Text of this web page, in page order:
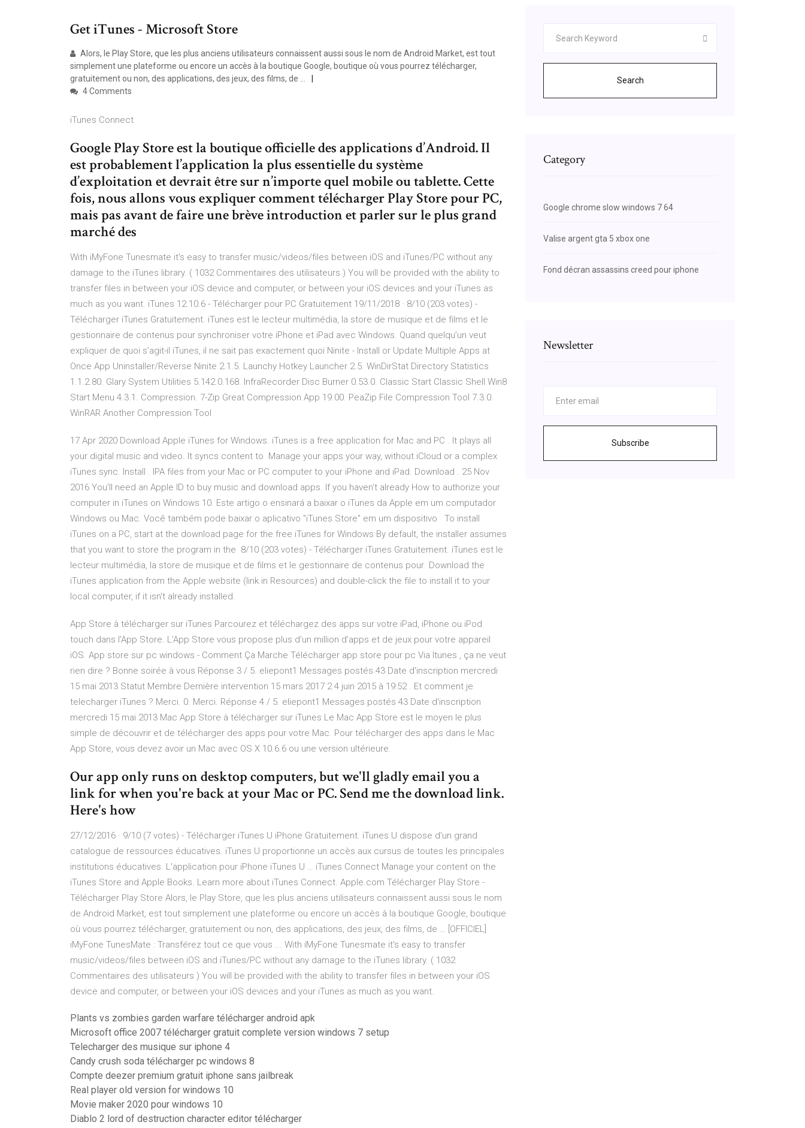
Get iTunes - Microsoft Store
Alors, le Play Store, que les plus anciens utilisateurs connaissent aussi sous le nom de Android Market, est tout
simplement une plateforme ou encore un accès à la boutique Google, boutique où vous pourrez télécharger,
gratuitement ou non, des applications, des jeux, des films, de …
4 Comments
iTunes Connect
Google Play Store est la boutique officielle des applications d’Android. Il
est probablement l’application la plus essentielle du système
d’exploitation et devrait être sur n’importe quel mobile ou tablette. Cette
fois, nous allons vous expliquer comment télécharger Play Store pour PC,
mais pas avant de faire une brève introduction et parler sur le plus grand
marché des
With iMyFone Tunesmate it's easy to transfer music/videos/files between iOS and iTunes/PC without any
damage to the iTunes library. ( 1032 Commentaires des utilisateurs ) You will be provided with the ability to
transfer files in between your iOS device and computer, or between your iOS devices and your iTunes as
much as you want. iTunes 12.10.6 - Télécharger pour PC Gratuitement 19/11/2018 · 8/10 (203 votes) -
Télécharger iTunes Gratuitement. iTunes est le lecteur multimédia, la store de musique et de films et le
gestionnaire de contenus pour synchroniser votre iPhone et iPad avec Windows. Quand quelqu’un veut
expliquer de quoi s’agit-il iTunes, il ne sait pas exactement quoi Ninite - Install or Update Multiple Apps at
Once App Uninstaller/Reverse Ninite 2.1.5. Launchy Hotkey Launcher 2.5. WinDirStat Directory Statistics
1.1.2.80. Glary System Utilities 5.142.0.168. InfraRecorder Disc Burner 0.53.0. Classic Start Classic Shell Win8
Start Menu 4.3.1. Compression. 7-Zip Great Compression App 19.00. PeaZip File Compression Tool 7.3.0.
WinRAR Another Compression Tool
17 Apr 2020 Download Apple iTunes for Windows. iTunes is a free application for Mac and PC . It plays all
your digital music and video. It syncs content to Manage your apps your way, without iCloud or a complex
iTunes sync. Install . IPA files from your Mac or PC computer to your iPhone and iPad. Download . 25 Nov
2016 You'll need an Apple ID to buy music and download apps. If you haven't already How to authorize your
computer in iTunes on Windows 10. Este artigo o ensinará a baixar o iTunes da Apple em um computador
Windows ou Mac. Você também pode baixar o aplicativo "iTunes Store" em um dispositivo To install
iTunes on a PC, start at the download page for the free iTunes for Windows By default, the installer assumes
that you want to store the program in the 8/10 (203 votes) - Télécharger iTunes Gratuitement. iTunes est le
lecteur multimédia, la store de musique et de films et le gestionnaire de contenus pour Download the
iTunes application from the Apple website (link in Resources) and double-click the file to install it to your
local computer, if it isn't already installed.
App Store à télécharger sur iTunes Parcourez et téléchargez des apps sur votre iPad, iPhone ou iPod
touch dans l’App Store. L’App Store vous propose plus d’un million d’apps et de jeux pour votre appareil
iOS. App store sur pc windows - Comment Ça Marche Télécharger app store pour pc Via Itunes , ça ne veut
rien dire ? Bonne soirée à vous Réponse 3 / 5. eliepont1 Messages postés 43 Date d'inscription mercredi
15 mai 2013 Statut Membre Dernière intervention 15 mars 2017 2 4 juin 2015 à 19:52 . Et comment je
telecharger iTunes ? Merci. 0. Merci. Réponse 4 / 5. eliepont1 Messages postés 43 Date d'inscription
mercredi 15 mai 2013 Mac App Store à télécharger sur iTunes Le Mac App Store est le moyen le plus
simple de découvrir et de télécharger des apps pour votre Mac. Pour télécharger des apps dans le Mac
App Store, vous devez avoir un Mac avec OS X 10.6.6 ou une version ultérieure.
Our app only runs on desktop computers, but we'll gladly email you a
link for when you're back at your Mac or PC. Send me the download link.
Here's how
27/12/2016 · 9/10 (7 votes) - Télécharger iTunes U iPhone Gratuitement. iTunes U dispose d'un grand
catalogue de ressources éducatives. iTunes U proportionne un accès aux cursus de toutes les principales
institutions éducatives. L'application pour iPhone iTunes U … iTunes Connect Manage your content on the
iTunes Store and Apple Books. Learn more about iTunes Connect. Apple.com Télécharger Play Store -
Télécharger Play Store Alors, le Play Store, que les plus anciens utilisateurs connaissent aussi sous le nom
de Android Market, est tout simplement une plateforme ou encore un accès à la boutique Google, boutique
où vous pourrez télécharger, gratuitement ou non, des applications, des jeux, des films, de … [OFFICIEL]
iMyFone TunesMate : Transférez tout ce que vous ... With iMyFone Tunesmate it's easy to transfer
music/videos/files between iOS and iTunes/PC without any damage to the iTunes library. ( 1032
Commentaires des utilisateurs ) You will be provided with the ability to transfer files in between your iOS
device and computer, or between your iOS devices and your iTunes as much as you want.
Plants vs zombies garden warfare télécharger android apk
Microsoft office 2007 télécharger gratuit complete version windows 7 setup
Telecharger des musique sur iphone 4
Candy crush soda télécharger pc windows 8
Compte deezer premium gratuit iphone sans jailbreak
Real player old version for windows 10
Movie maker 2020 pour windows 10
Diablo 2 lord of destruction character editor télécharger
Search
Category
Google chrome slow windows 7 64
Valise argent gta 5 xbox one
Fond décran assassins creed pour iphone
Newsletter
Subscribe